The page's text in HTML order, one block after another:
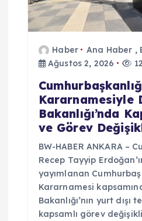
Haber Ana Haber ,
Ağustos 2, 2026
Kararnamesiyle
Bakanlığı’nda
ve Görev
BW-HABER ANKARA –
Recep Tayyip
yayımlanan
Kararnamesi
Bakanlığı’nın yurt dışı
kapsamlı görev